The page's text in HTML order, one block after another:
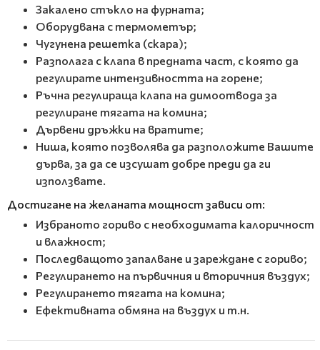
Закалено стъкло на фурната;
Оборудвана с термометър;
Чугунена решетка (скара);
Разполага с клапа в предната част, с която да
регулирате интензивността на горене;
Ръчна регулираща клапа на димоотвода за
регулиране тягата на комина;
Дървени дръжки на вратите;
Ниша, която позволява да разположите Вашите
дърва, за да се изсушат добре преди да ги
използвате.
Достигане на желаната мощност зависи от:
Избраното гориво с необходимата калоричност
и влажност;
Последващото запалване и зареждане с гориво;
Регулирането на първичния и вторичния въздух;
Регулирането тягата на комина;
Ефективната обмяна на въздух и т.н.